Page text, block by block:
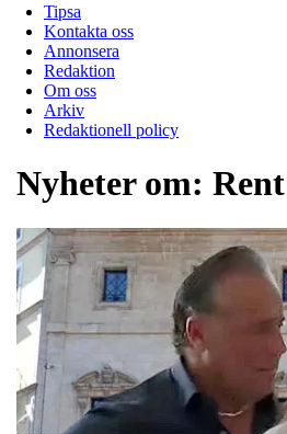
Tipsa
Kontakta oss
Annonsera
Redaktion
Om oss
Arkiv
Redaktionell policy
Nyheter om: Rent